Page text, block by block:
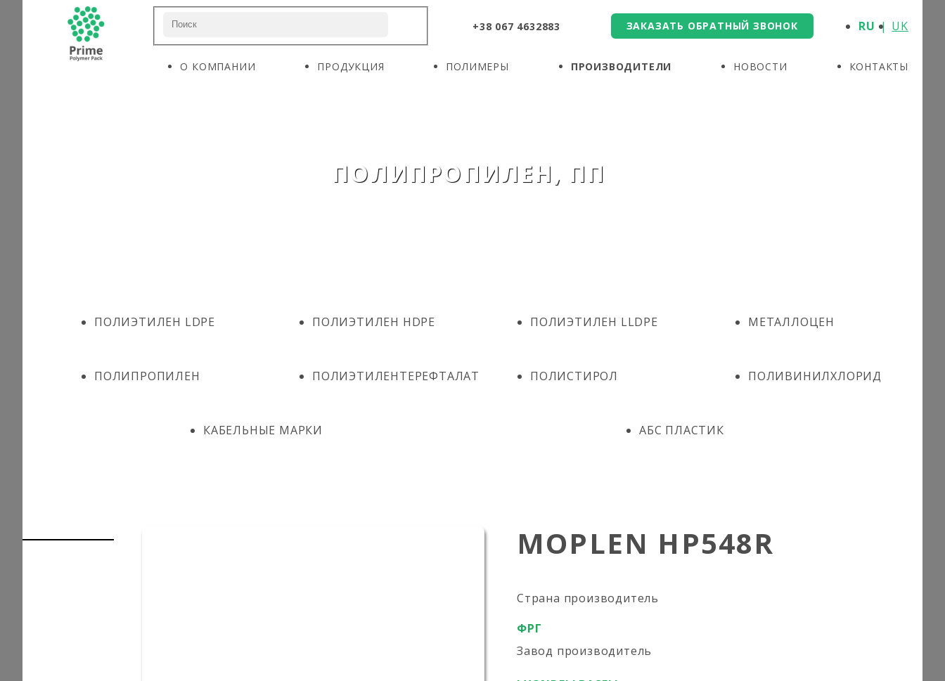
+38 067 4632883 ЗАКАЗАТЬ ОБРАТНЫЙ ЗВОНОК RU UK
О КОМПАНИИ ПРОДУКЦИЯ ПОЛИМЕРЫ ПРОИЗВОДИТЕЛИ НОВОСТИ КОНТАКТЫ
ПОЛИПРОПИЛЕН, ПП
ПОЛИЭТИЛЕН LDPE ПОЛИЭТИЛЕН HDPE ПОЛИЭТИЛЕН LLDPE МЕТАЛЛОЦЕН
ПОЛИПРОПИЛЕН ПОЛИЭТИЛЕНТЕРЕФТАЛАТ ПОЛИСТИРОЛ ПОЛИВИНИЛХЛОРИД
КАБЕЛЬНЫЕ МАРКИ АБС ПЛАСТИК
MOPLEN HP548R
Страна производитель
ФРГ
Завод производитель
О КОМПАНИИ
ПРОИЗВОДИТЕЛИ